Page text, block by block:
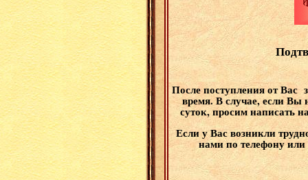
После поступления от Вас
время. В случае, если Вы
суток, просим написать
Если у Вас возникли
нами по телефону